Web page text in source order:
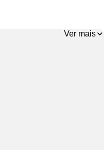
Ver mais